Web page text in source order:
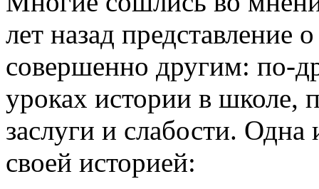
лет назад
совершенно другим: по-
уроках истории в школе,
заслуги и слабости.
своей историей: